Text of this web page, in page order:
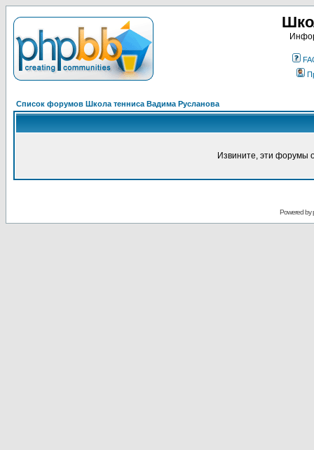
Список форумов Школа тенниса Вадима Русланова
Извините, эти форумы
Powered by